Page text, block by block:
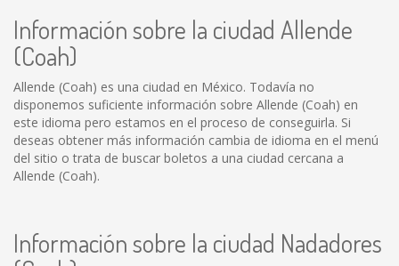
Información sobre la ciudad Allende
(Coah)
Allende (Coah) es una ciudad en México. Todavía no
disponemos suficiente información sobre Allende (Coah) en
este idioma pero estamos en el proceso de conseguirla. Si
deseas obtener más información cambia de idioma en el menú
del sitio o trata de buscar boletos a una ciudad cercana a
Allende (Coah).
Información sobre la ciudad Nadadores